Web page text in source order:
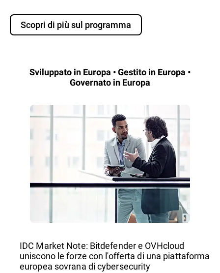
Scopri di più sul programma
Sviluppato in Europa • Gestito in Europa •
Governato in Europa
IDC Market Note: Bitdefender e OVHcloud
uniscono le forze con l'offerta di una piattaforma
europea sovrana di cybersecurity